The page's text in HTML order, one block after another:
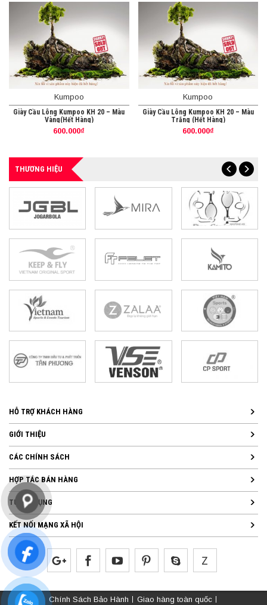
Kumpoo
Giày Cầu Lông Kumpoo KH 20 – Màu
Vàng(Hết Hàng)
600.000₫
Kumpoo
Giày Cầu Lông Kumpoo KH 20 – Màu
Trắng (Hết Hàng)
600.000₫
THƯƠNG HIỆU
HỖ TRỢ KHÁCH HÀNG
GIỚI THIỆU
CÁC CHÍNH SÁCH
HỢP TÁC BÁN HÀNG
TUYỂN DỤNG
KẾT NỐI MẠNG XÃ HỘI
Chính Sách Bảo Hành Giao hàng toàn quốc